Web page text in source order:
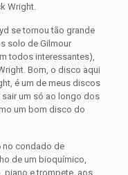
Wright.
se tornou tão grande
solo de Gilmour
todos interessantes),
Bom, o disco aqui
é um de meus discos
um só ao longo dos
um bom disco do
no condado de
de um bioquímico,
piano e trompete, aos